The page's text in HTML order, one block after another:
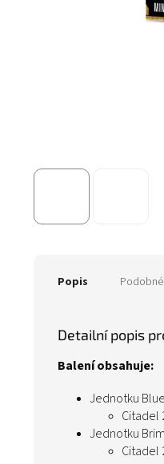
Popis
Detailní popis
Balení obsahuje:
Jednotku
Citadel
Jednotku
Citadel